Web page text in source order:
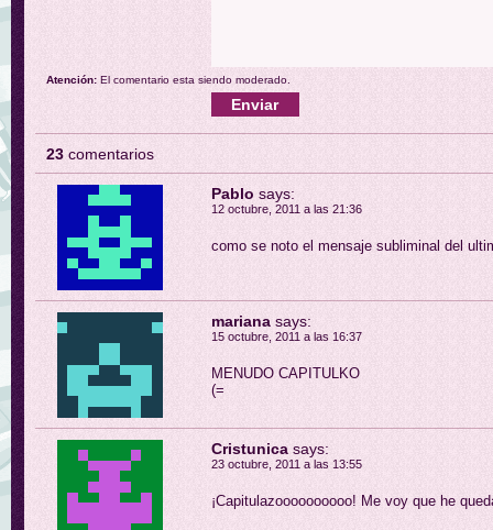
Atención: El comentario esta siendo moderado.
23 comentarios
Pablo says:
12 octubre, 2011 a las 21:36
como se noto el mensaje subliminal del
mariana says:
15 octubre, 2011 a las 16:37
MENUDO CAPITULKO
(=
Cristunica says:
23 octubre, 2011 a las 13:55
¡Capitulazoooooooooo! Me voy que he